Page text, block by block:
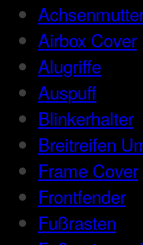
Airbox Cover
Alugriffe
Auspuff
Blinkerhalter
Breitreifen
Frame Cover
Frontfender
Fußrasten